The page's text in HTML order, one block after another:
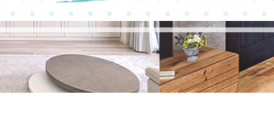
イン 全館空調